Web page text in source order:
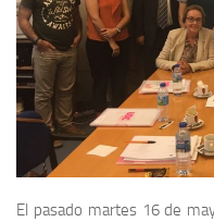
El pasado martes 16 de